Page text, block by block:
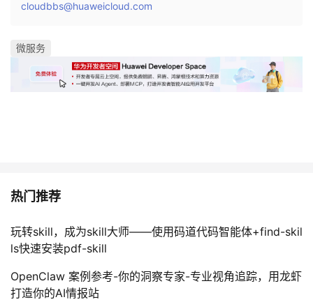
cloudbbs@huaweicloud.com
微服务
热门推荐
玩转skill，成为skill大师——使用码道代码智能体+find-skil
ls快速安装pdf-skill
OpenClaw 案例参考-你的洞察专家-专业视角追踪，用龙虾
打造你的AI情报站